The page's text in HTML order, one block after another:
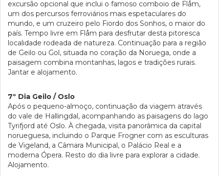
excursão opcional que inclui o famoso comboio de Flåm,
um dos percursos ferroviários mais espetaculares do
mundo, e um cruzeiro pelo Fiordo dos Sonhos, o maior do
país. Tempo livre em Flåm para desfrutar desta pitoresca
localidade rodeada de natureza. Continuação para a região
de Geilo ou Gol, situada no coração da Noruega, onde a
paisagem combina montanhas, lagos e tradições rurais.
Jantar e alojamento.
7º Dia Geilo / Oslo
Após o pequeno-almoço, continuação da viagem através
do vale de Hallingdal, acompanhando as paisagens do lago
Tyrifjord até Oslo. À chegada, visita panorâmica da capital
norueguesa, incluindo o Parque Frogner com as esculturas
de Vigeland, a Câmara Municipal, o Palácio Real e a
moderna Ópera. Resto do dia livre para explorar a cidade.
Alojamento.